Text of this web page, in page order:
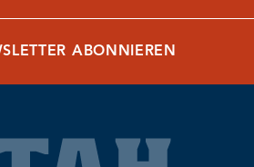
ABONNIEREN